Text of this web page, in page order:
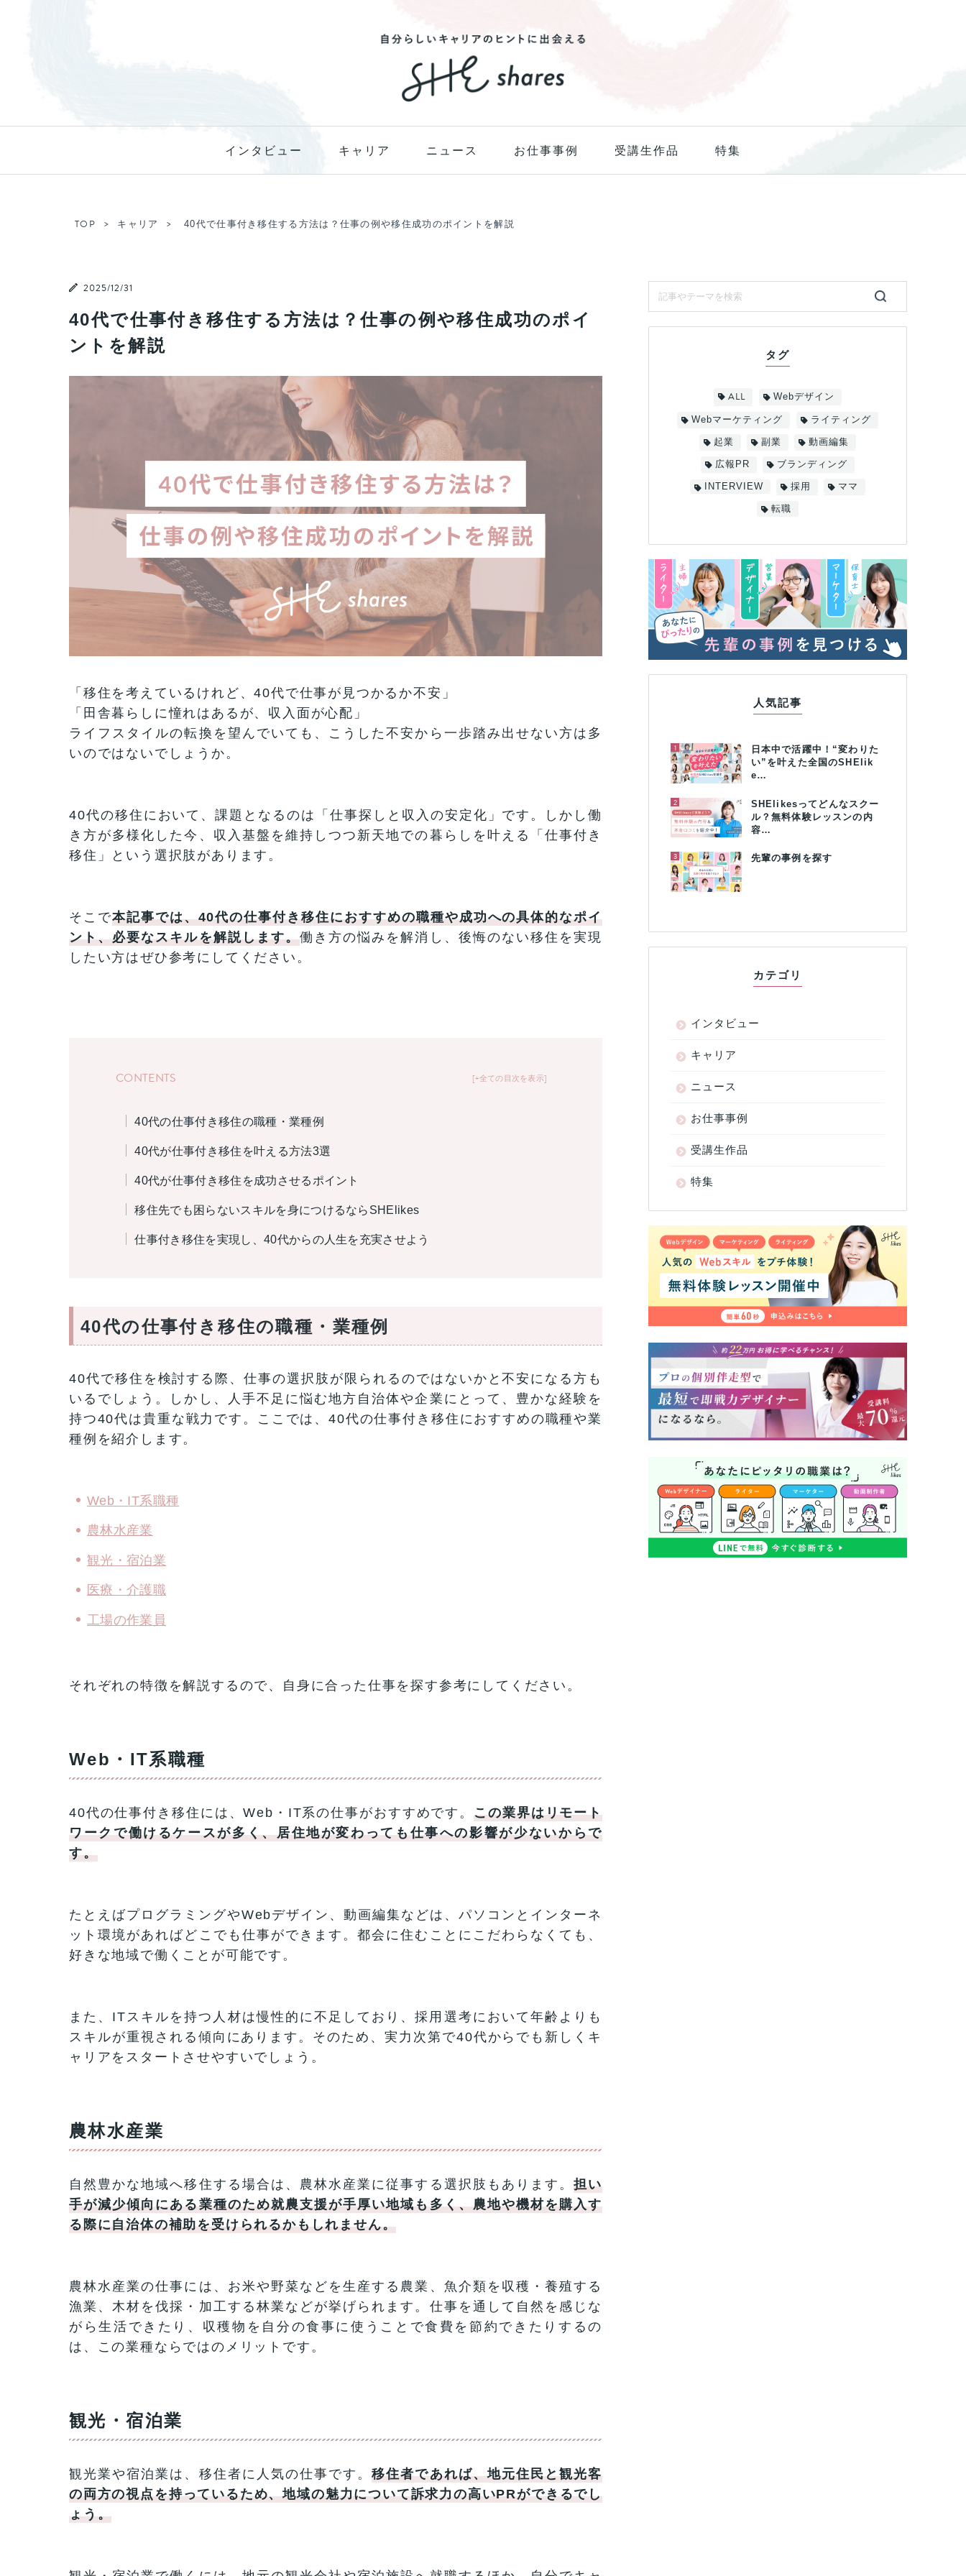
インタビュー キャリア ニュース お仕事事例 受講生作品 特集
TOP キャリア 40代で仕事付き移住する方法は？仕事の例や移住成功のポイントを解説
2025/12/31
40代で仕事付き移住する方法は？仕事の例や移住成功のポイ
ントを解説
「移住を考えているけれど、40代で仕事が見つかるか不安」
「田舎暮らしに憧れはあるが、収入面が心配」
ライフスタイルの転換を望んでいても、こうした不安から一歩踏み出せない方は多
いのではないでしょうか。
40代の移住において、課題となるのは「仕事探しと収入の安定化」です。しかし働
き方が多様化した今、収入基盤を維持しつつ新天地での暮らしを叶える「仕事付き
移住」という選択肢があります。
そこで本記事では、40代の仕事付き移住におすすめの職種や成功への具体的なポイ
ント、必要なスキルを解説します。働き方の悩みを解消し、後悔のない移住を実現
したい方はぜひ参考にしてください。
+全ての目次を表示
CONTENTS
40代の仕事付き移住の職種・業種例
40代が仕事付き移住を叶える方法3選
40代が仕事付き移住を成功させるポイント
移住先でも困らないスキルを身につけるならSHElikes
仕事付き移住を実現し、40代からの人生を充実させよう
40代の仕事付き移住の職種・業種例
40代で移住を検討する際、仕事の選択肢が限られるのではないかと不安になる方も
いるでしょう。しかし、人手不足に悩む地方自治体や企業にとって、豊かな経験を
持つ40代は貴重な戦力です。ここでは、40代の仕事付き移住におすすめの職種や業
種例を紹介します。
Web・IT系職種
農林水産業
観光・宿泊業
医療・介護職
工場の作業員
それぞれの特徴を解説するので、自身に合った仕事を探す参考にしてください。
Web・IT系職種
40代の仕事付き移住には、Web・IT系の仕事がおすすめです。この業界はリモート
ワークで働けるケースが多く、居住地が変わっても仕事への影響が少ないからで
す。
たとえばプログラミングやWebデザイン、動画編集などは、パソコンとインターネ
ット環境があればどこでも仕事ができます。都会に住むことにこだわらなくても、
好きな地域で働くことが可能です。
また、ITスキルを持つ人材は慢性的に不足しており、採用選考において年齢よりも
スキルが重視される傾向にあります。そのため、実力次第で40代からでも新しくキ
ャリアをスタートさせやすいでしょう。
農林水産業
自然豊かな地域へ移住する場合は、農林水産業に従事する選択肢もあります。担い
手が減少傾向にある業種のため就農支援が手厚い地域も多く、農地や機材を購入す
る際に自治体の補助を受けられるかもしれません。
農林水産業の仕事には、お米や野菜などを生産する農業、魚介類を収穫・養殖する
漁業、木材を伐採・加工する林業などが挙げられます。仕事を通して自然を感じな
がら生活できたり、収穫物を自分の食事に使うことで食費を節約できたりするの
は、この業種ならではのメリットです。
観光・宿泊業
観光業や宿泊業は、移住者に人気の仕事です。移住者であれば、地元住民と観光客
の両方の視点を持っているため、地域の魅力について訴求力の高いPRができるでし
ょう。
タグ
ALL Webデザイン
Webマーケティング ライティング
起業 副業 動画編集
広報PR ブランディング
INTERVIEW 採用 ママ
転職
人気記事
1
日本中で活躍中！“変わりた
い”を叶えた全国のSHElik
e…
2
SHElikesってどんなスクー
ル？無料体験レッスンの内
容…
3 先輩の事例を探す
カテゴリ
インタビュー
キャリア
ニュース
お仕事事例
受講生作品
特集